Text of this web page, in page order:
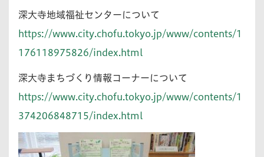
深大寺地域福祉センターについて
https://www.city.chofu.tokyo.jp/www/contents/1
176118975826/index.html
深大寺まちづくり情報コーナーについて
https://www.city.chofu.tokyo.jp/www/contents/1
374206848715/index.html